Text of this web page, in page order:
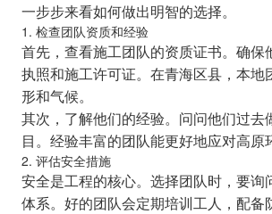
一步步来看如何做出明智的选择。
1. 检查团队资质和经验
首先，查看施工团队的资质证书。确保
执照和施工许可证。在青海区县，本地
形和气候。
其次，了解他们的经验。问问他们过去
目。经验丰富的团队能更好地应对高原
2. 评估安全措施
安全是工程的核心。选择团队时，要询
体系。好的团队会定期培训工人，配备